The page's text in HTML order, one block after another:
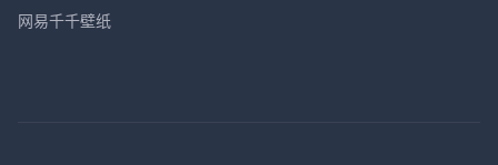
网易千千壁纸